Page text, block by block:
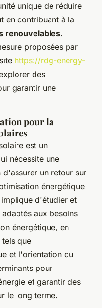
unique de réduire
en contribuant à la
renouvelables.
proposées par
https://rdg-energy-
des
garantir une
pour la
est un
nécessite une
un retour sur
énergétique
d'étudier et
aux besoins
énergétique, en
que
et l'orientation du
pour
et garantir des
le long terme.